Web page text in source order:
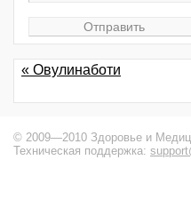
« Овулинаботи
© 2009—2010 Здоровье и
Техническая поддержка: